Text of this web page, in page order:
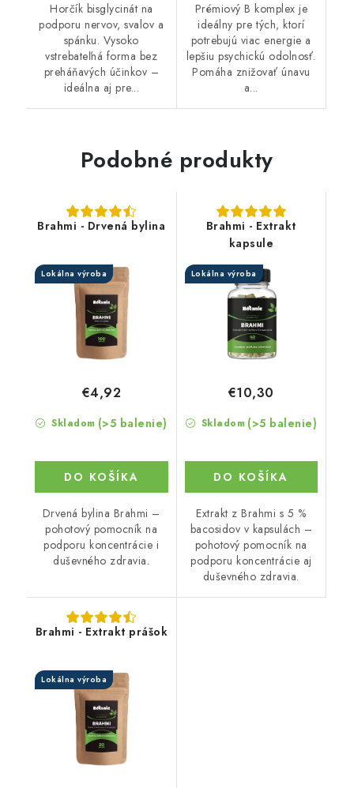
Horčík bisglycinát na
podporu nervov, svalov a
spánku. Vysoko
vstrebateľná forma bez
preháňavých účinkov –
ideálna aj pre...
Prémiový B komplex je
ideálny pre tých, ktorí
potrebujú viac energie a
lepšiu psychickú odolnosť.
Pomáha znižovať únavu
a...
Podobné produkty
Brahmi - Drvená bylina
Lokálna výroba
Skladom (>5 balenie)
€4,92
DO KOŠÍKA
Drvená bylina Brahmi –
pohotový pomocník na
podporu koncentrácie i
duševného zdravia.
Brahmi - Extrakt
kapsule
Lokálna výroba
Skladom (>5 balenie)
€10,30
DO KOŠÍKA
Extrakt z Brahmi s 5 %
bacosidov v kapsulách –
pohotový pomocník na
podporu koncentrácie aj
duševného zdravia.
Brahmi - Extrakt prášok
Lokálna výroba